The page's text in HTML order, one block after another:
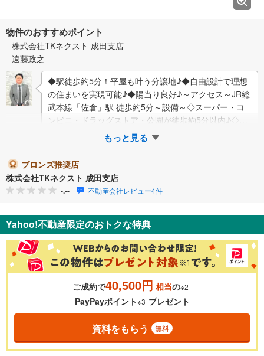
物件のおすすめポイント
株式会社TKネクスト 成田支店
遠藤政之
◆駅徒歩約5分！平屋も叶う分譲地♪◆自由設計で理想
の住まいを実現可能♪◆陽当り良好♪～アクセス～JR総
武本線「佐倉」駅 徒歩約5分～設備～◇スーパー・コ
ンビニ・ドラッグストア・公園が徒歩約5分以内♪◇小
さなお子様のいるお家に安心の…
もっと見る
ブロンズ推奨店
株式会社TKネクスト 成田支店
-.-- 不動産会社レビュー4件
Yahoo!不動産限定のおトクな特典
ご成約で40,500円 相当の※2
PayPayポイント※3 プレゼント
資料をもらう 無料